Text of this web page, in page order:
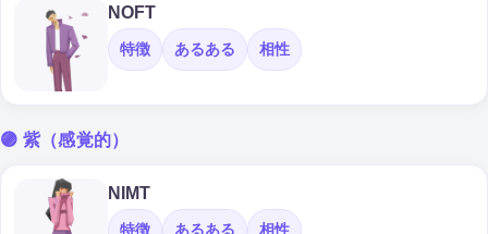
NOFT
特徴 あるある 相性
🟣 紫（感覚的）
NIMT
特徴 あるある 相性